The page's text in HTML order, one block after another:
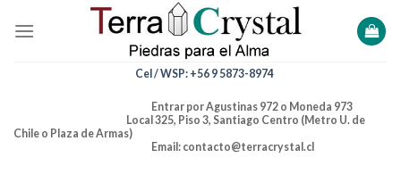
Cel / WSP: +56 9 5873-8974
Entrar por Agustinas 972 o Moneda 973
Local 325, Piso 3, Santiago Centro (Metro U. de
Chile o Plaza de Armas)
Email: contacto@terracrystal.cl